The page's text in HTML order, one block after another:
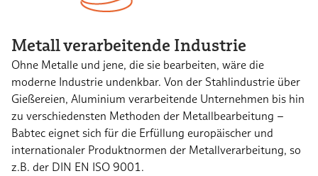
Metall verarbeitende Industrie
Ohne Metalle und jene, die sie bearbeiten, wäre die
moderne Industrie undenkbar. Von der Stahlindustrie über
Gießereien, Aluminium verarbeitende Unternehmen bis hin
zu verschiedensten Methoden der Metallbearbeitung –
Babtec eignet sich für die Erfüllung europäischer und
internationaler Produktnormen der Metallverarbeitung, so
z.B. der DIN EN ISO 9001.